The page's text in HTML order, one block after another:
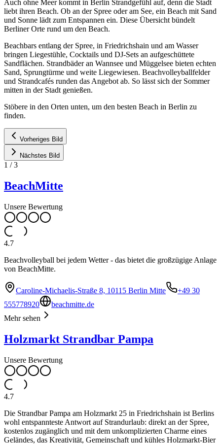
Auch ohne Meer kommt in Berlin Strandgefühl auf, denn die Stadt
liebt ihren Beach. Ob an der Spree oder am See, ein Beach mit Sand
und Sonne lädt zum Entspannen ein. Diese Übersicht bündelt
Berliner Orte rund um den Beach.
Beachbars entlang der Spree, in Friedrichshain und am Wasser
bringen Liegestühle, Cocktails und DJ-Sets an aufgeschüttete
Sandflächen. Strandbäder an Wannsee und Müggelsee bieten echten
Sand, Sprungtürme und weite Liegewiesen. Beachvolleyballfelder
und Strandcafés runden das Angebot ab. So lässt sich der Sommer
mitten in der Stadt genießen.
Stöbere in den Orten unten, um den besten Beach in Berlin zu
finden.
Vorheriges Bild
Nächstes Bild
1 /3
BeachMitte
Unsere Bewertung
4.7
Beachvolleyball bei jedem Wetter - das bietet die großzügige Anlage
von BeachMitte.
Caroline-Michaelis-Straße 8, 10115 Berlin Mitte
+49 30
555778920
beachmitte.de
Mehr sehen
Holzmarkt Strandbar Pampa
Unsere Bewertung
4.7
Die Strandbar Pampa am Holzmarkt 25 in Friedrichshain ist Berlins
wohl entspannteste Antwort auf Strandurlaub: direkt an der Spree,
kostenlos zugänglich und mit dem unkomplizierten Charme eines
Geländes, das Kreativität, Gemeinschaft und kühles Holzmarkt-Bier